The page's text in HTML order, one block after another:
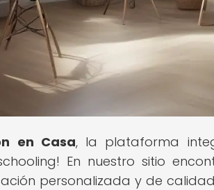
en Casa, la plataforma
En nuestro sitio
personalizada y de